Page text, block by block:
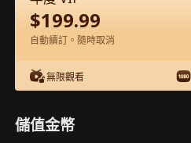
1-50 51-80
$199.99
自動續訂。隨時取消
無限觀看
儲值金幣